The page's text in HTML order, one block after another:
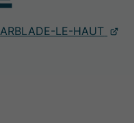
ARBLADE-LE-HAUT